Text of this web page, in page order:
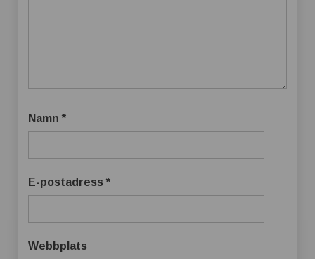
Namn *
E-postadress *
Webbplats